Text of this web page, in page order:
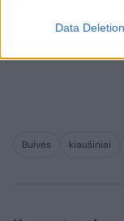
Data Deletion
Po keliolikos
Bulvės kiaušiniai